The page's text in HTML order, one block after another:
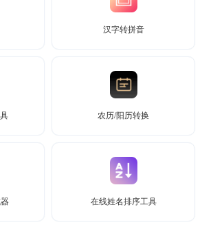
汉字转拼音
农历/阳历转换
在线姓名排序工具